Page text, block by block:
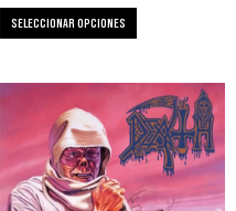
SELECCIONAR OPCIONES